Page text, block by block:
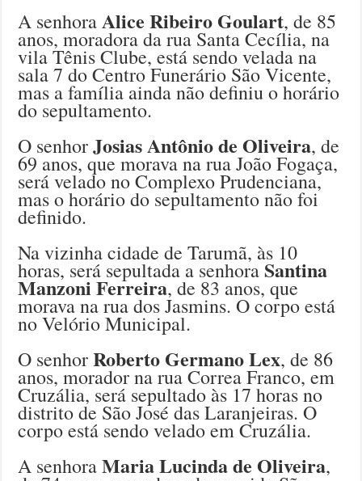
A senhoraAlice Ribeiro Goulart, de 85
anos, moradora da rua Santa Cecília, na
vila Tênis Clube, está sendo velada na
sala 7 do Centro Funerário São Vicente,
mas a família ainda não definiu o horário
do sepultamento.
O senhorJosias Antônio de Oliveira, de
69 anos, que morava na rua João Fogaça,
será velado no Complexo Prudenciana,
mas o horário do sepultamento não foi
definido.
Na vizinha cidade de Tarumã, às 10
horas, será sepultada a senhoraSantina
Manzoni Ferreira, de 83 anos, que
morava na rua dos Jasmins. O corpo está
no Velório Municipal.
O senhorRoberto Germano Lex, de 86
anos, morador na rua Correa Franco, em
Cruzália, será sepultado às 17 horas no
distrito de São José das Laranjeiras. O
corpo está sendo velado em Cruzália.
A senhoraMaria Lucinda de Oliveira,